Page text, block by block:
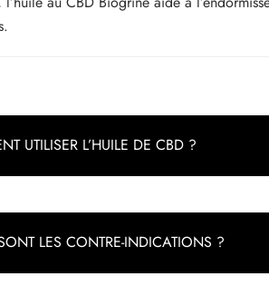
UTILISER L’HUILE DE CBD ?
LES CONTRE-INDICATIONS ?